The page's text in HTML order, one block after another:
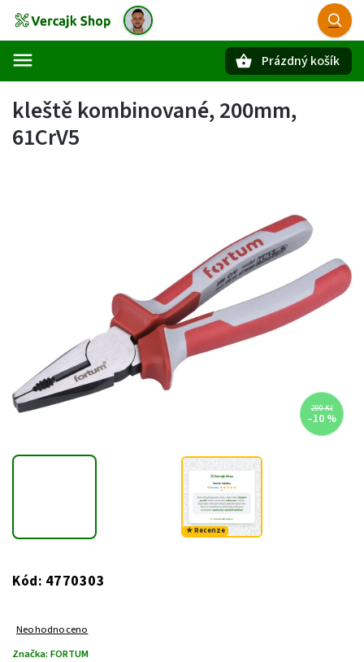
Prázdný košík
kleště kombinované, 200mm,
61CrV5
290 Kč
–10 %
★ Recenze
Kód: 4770303
Neohodnoceno
Značka: FORTUM